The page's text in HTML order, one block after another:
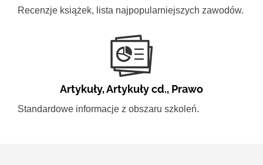
Recenzje książek, lista najpopularniejszych zawodów.
Artykuły,Artykuły cd., Prawo
Standardowe informacje z obszaru szkoleń.